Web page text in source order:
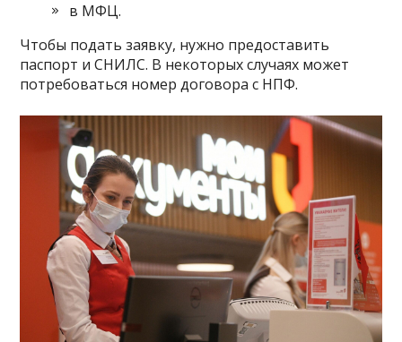
в МФЦ.
Чтобы подать заявку, нужно предоставить
паспорт и СНИЛС. В некоторых случаях может
потребоваться номер договора с НПФ.